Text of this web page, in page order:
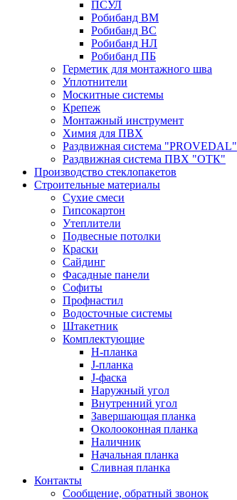
ПСУЛ
Робибанд ВМ
Робибанд ВС
Робибанд НЛ
Робибанд ПБ
Герметик для монтажного шва
Уплотнители
Москитные системы
Крепеж
Монтажный инструмент
Химия для ПВХ
Раздвижная система "PROVEDAL"
Раздвижная система ПВХ "ОТК"
Производство стеклопакетов
Строительные материалы
Сухие смеси
Гипсокартон
Утеплители
Подвесные потолки
Краски
Сайдинг
Фасадные панели
Софиты
Профнастил
Водосточные системы
Штакетник
Комплектующие
H-планка
J-планка
J-фаска
Наружный угол
Внутренний угол
Завершающая планка
Околооконная планка
Наличник
Начальная планка
Сливная планка
Контакты
Сообщение, обратный звонок